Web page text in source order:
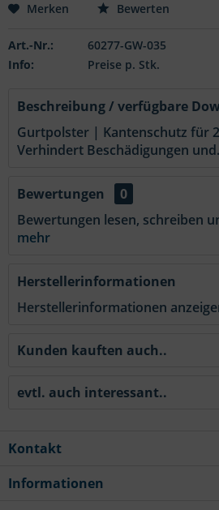
Merken Bewerten
Art.-Nr.:
60277-GW-035
Info:
Preise p. Stk.
Beschreibung / verfügbare
Gurtpolster | Kantenschutz für
Verhindert Beschädigungen
Bewertungen
0
Bewertungen lesen, schreiben
mehr
Herstellerinformationen
Herstellerinformationen
Kunden kauften auch..
evtl. auch interessant..
Kontakt
Informationen